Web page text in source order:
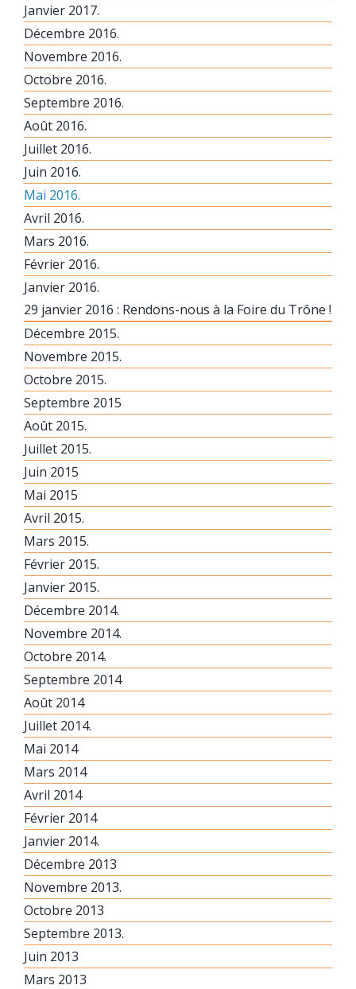
Janvier 2017.
Décembre 2016.
Novembre 2016.
Octobre 2016.
Septembre 2016.
Août 2016.
Juillet 2016.
Juin 2016.
Mai 2016.
Avril 2016.
Mars 2016.
Février 2016.
Janvier 2016.
29 janvier 2016 : Rendons-nous à la Foire du Trône !
Décembre 2015.
Novembre 2015.
Octobre 2015.
Septembre 2015
Août 2015.
Juillet 2015.
Juin 2015
Mai 2015
Avril 2015.
Mars 2015.
Février 2015.
Janvier 2015.
Décembre 2014.
Novembre 2014.
Octobre 2014.
Septembre 2014
Août 2014
Juillet 2014.
Mai 2014
Mars 2014
Avril 2014
Février 2014
Janvier 2014.
Décembre 2013
Novembre 2013.
Octobre 2013
Septembre 2013.
Juin 2013
Mars 2013